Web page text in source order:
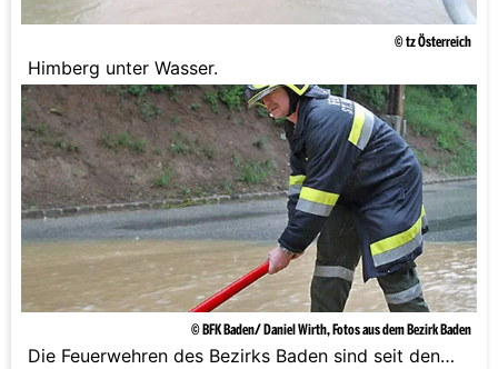
© tz Österreich
Himberg unter Wasser.
© BFK Baden/ Daniel Wirth, Fotos aus dem Bezirk Baden
Die Feuerwehren des Bezirks Baden sind seit den